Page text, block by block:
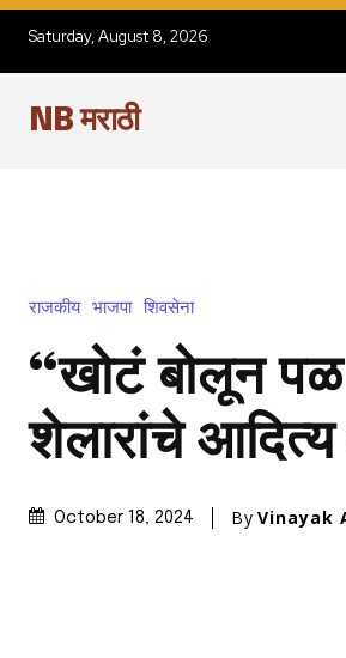
Saturday, August 8, 2026
NB मराठी
राजकीय भाजपा शिवसेना
“खोटं बोलून
शेलारांचे
October 18, 2024 By Vinayak